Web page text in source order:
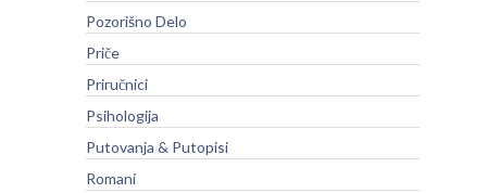
Pozorišno Delo
Priče
Priručnici
Psihologija
Putovanja & Putopisi
Romani